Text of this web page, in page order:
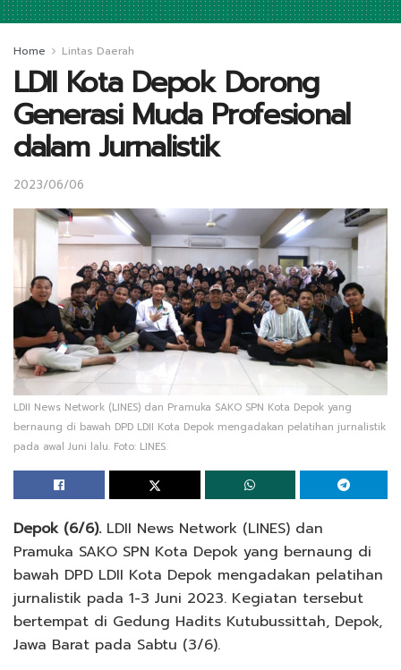
Home Lintas Daerah
LDII Kota Depok Dorong
Generasi Muda Profesional
dalam Jurnalistik
2023/06/06
LDII News Network (LINES) dan Pramuka SAKO SPN Kota Depok yang
bernaung di bawah DPD LDII Kota Depok mengadakan pelatihan jurnalistik
pada awal Juni lalu. Foto: LINES.
Depok (6/6).LDII News Network (LINES) dan
Pramuka SAKO SPN Kota Depok yang bernaung di
bawah DPD LDII Kota Depok mengadakan pelatihan
jurnalistik pada 1-3 Juni 2023. Kegiatan tersebut
bertempat di Gedung Hadits Kutubussittah, Depok,
Jawa Barat pada Sabtu (3/6).